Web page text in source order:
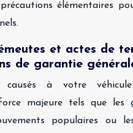
élémentaires
et actes de
de garantie
causés à votre
majeure tels que les
populaires ou